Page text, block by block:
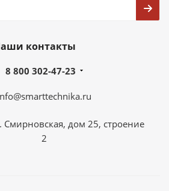
контакты
8 800 302-47-23
Смирновская, дом 25, строение
2